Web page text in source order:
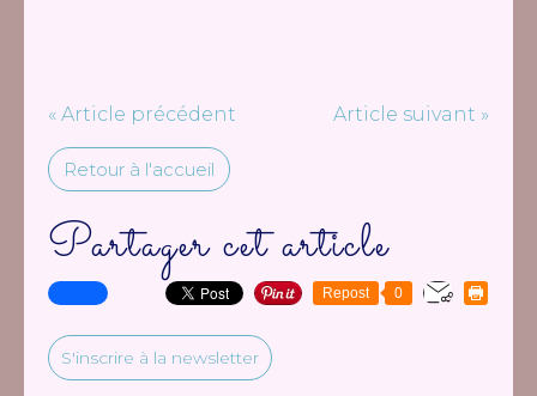
« Article précédent Article suivant »
Retour à l'accueil
Partager cet article
Repost 0
S'inscrire à la newsletter